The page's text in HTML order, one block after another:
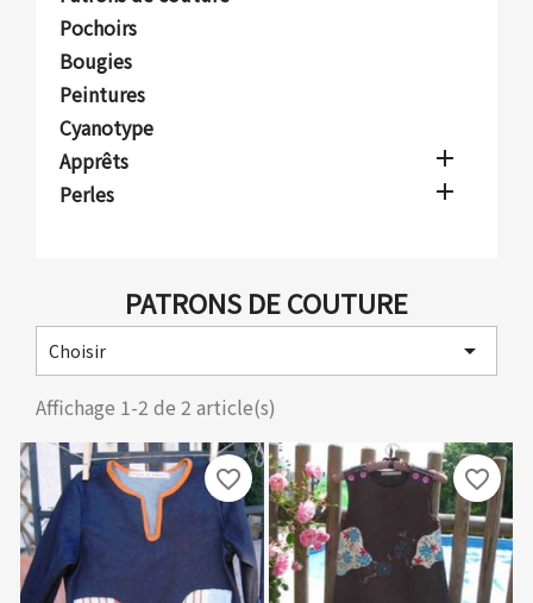
Pochoirs
Bougies
Peintures
Cyanotype
Apprêts

Perles

PATRONS DE COUTURE
Choisir

Affichage 1-2 de 2 article(s)
favorite_border favorite_border